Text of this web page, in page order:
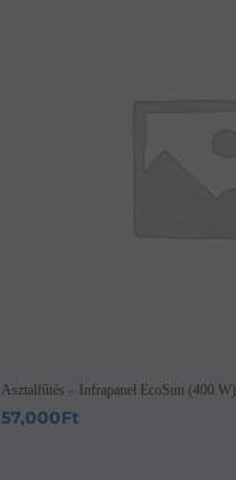
Asztalfűtés – Infrapanel EcoSun (400 W)
57,000Ft